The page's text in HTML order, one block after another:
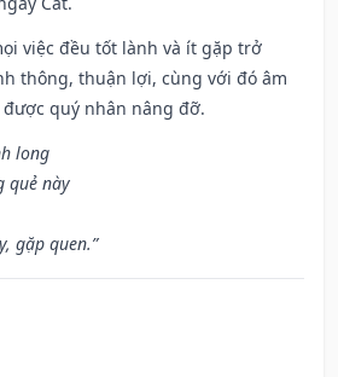
việc đều tốt lành và ít gặp trở
thông, thuận lợi, cùng với đó âm
quý nhân nâng đỡ.
long
quẻ này
gặp quen.”